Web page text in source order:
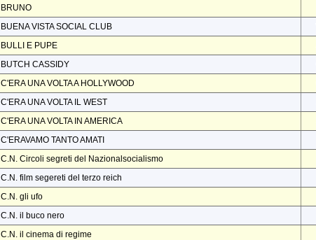
BRUNO
BUENA VISTA SOCIAL CLUB
BULLI E PUPE
BUTCH CASSIDY
C'ERA UNA VOLTA A HOLLYWOOD
C'ERA UNA VOLTA IL WEST
C'ERA UNA VOLTA IN AMERICA
C'ERAVAMO TANTO AMATI
C.N. Circoli segreti del Nazionalsocialismo
C.N. film segereti del terzo reich
C.N. gli ufo
C.N. il buco nero
C.N. il cinema di regime